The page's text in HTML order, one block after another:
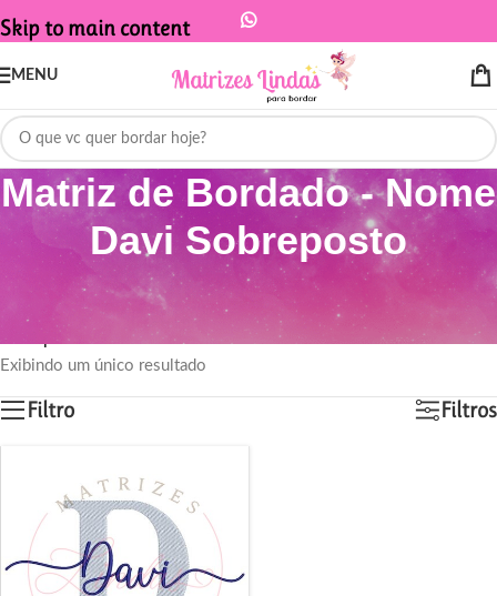
Skip to main content
MENU
Matriz de Bordado - Nome
Davi Sobreposto
Início
Produtos marcados com a tag “Matriz de Bordado - Nome Davi
Sobreposto”
Exibindo um único resultado
Filtro Filtros